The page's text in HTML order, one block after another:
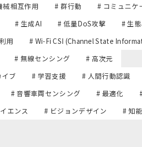
械相互作用 # 群行動 # コミュニケ
# 生成AI # 低量DoS攻撃
# 生
用 # Wi-Fi CSI (Channel State
# 無線センシング
# 高次元
ブ # 学習支援 # 人間行動認識
# 音響車両センシング # 最適化
エンス # ビジョンデザイン
# 知